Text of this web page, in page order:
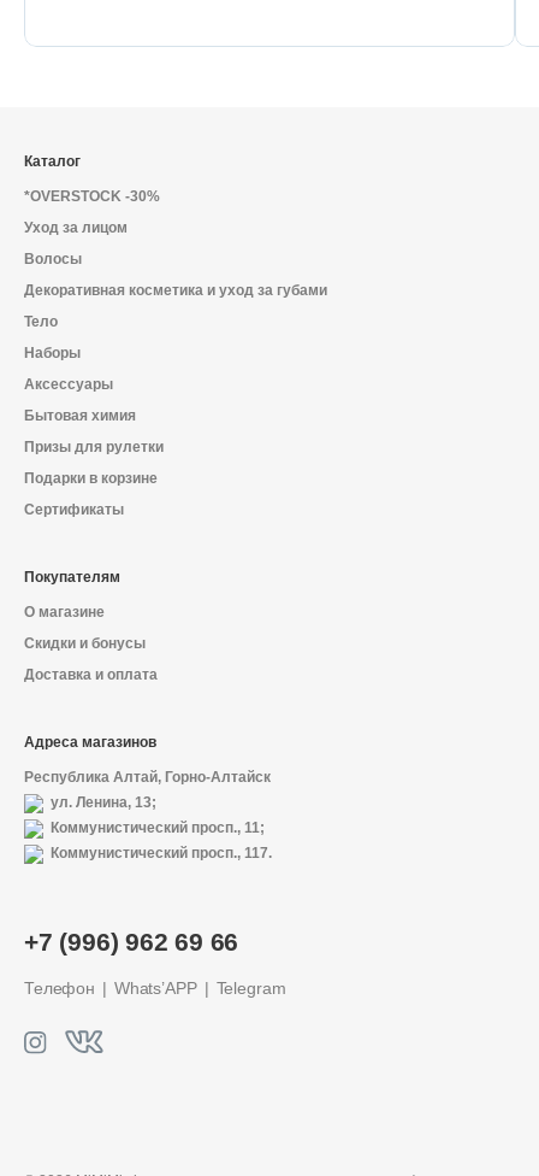
+7 (996) 962 69 66
Телефон Whats’APP Telegram
Каталог
*OVERSTOCK -30%
Уход за лицом
Волосы
Декоративная косметика и уход за губами
Тело
Наборы
Аксессуары
Бытовая химия
Призы для рулетки
Подарки в корзине
Сертификаты
Покупателям
О магазине
Скидки и бонусы
Доставка и оплата
Адреса магазинов
Республика Алтай, Горно-Алтайск
ул. Ленина, 13;
Коммунистический просп., 11;
Коммунистический просп., 117.